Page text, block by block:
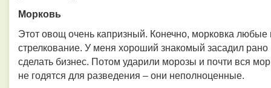
Морковь
Этот овощ очень капризный. Конечно, морковка
стрелкование. У меня хороший знакомый засадил рано
сделать бизнес. Потом ударили морозы и почти вся
не годятся для разведения – они неполноценные.